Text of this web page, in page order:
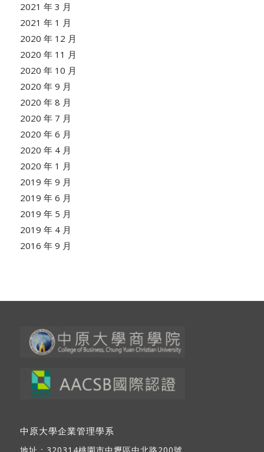
2021 年 3 月
2021 年 1 月
2020 年 12 月
2020 年 11 月
2020 年 10 月
2020 年 9 月
2020 年 8 月
2020 年 7 月
2020 年 6 月
2020 年 4 月
2020 年 1 月
2019 年 9 月
2019 年 6 月
2019 年 5 月
2019 年 4 月
2016 年 9 月
中原大學企業管理學系